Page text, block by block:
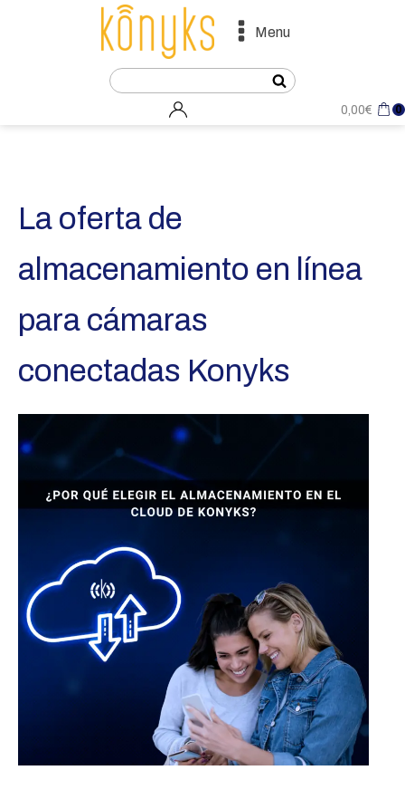
Menu
0,00€ 0
La oferta de
almacenamiento en línea
para cámaras
conectadas Konyks